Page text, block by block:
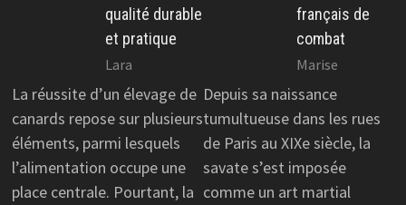
qualité durable
et pratique
Lara
La réussite d’un élevage de
canards repose sur plusieurs
éléments, parmi lesquels
l’alimentation occupe une
place centrale. Pourtant, la
français de
combat
Marise
Depuis sa naissance
tumultueuse dans les rues
de Paris au XIXe siècle, la
savate s’est imposée
comme un art martial